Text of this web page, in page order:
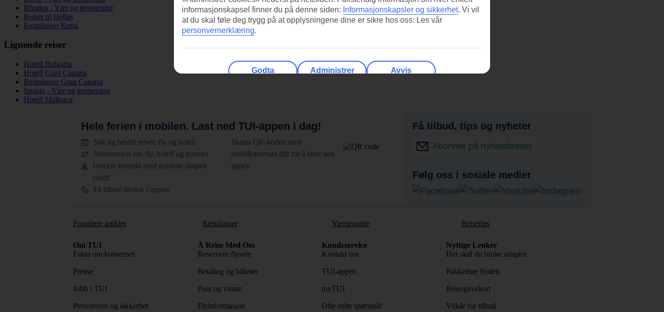
Rhodos - Vær og temperatur
Reiser til Hellas
Restplasser Kreta
Lignende reiser
Hotell Bulgaria
Hotell Gran Canaria
Restplasser Gran Canaria
Spania - Vær og temperatur
Hotell Mallorca
Hele ferien i mobilen. Last ned TUI-appen i dag!
Søk og bestill reiser, fly og hotell
Informasjon om fly, hotell og transfer
Direkte kontakt med guidene døgnet
rundt
Få tilbud direkte i appen
Skann QR-koden med
mobilkameraet ditt for å laste ned
appen.
Få tilbud, tips og nyheter
Abonner på nyhetsbrevet
Følg oss i sosiale medier
Populære artikler Restplasser Varmeguide Reisetips
Om TUI
Fakta om konsernet
Presse
Jobb i TUI
Personvern og sikkerhet
Å Reise Med Oss
Reservere flysete
Betaling og billetter
Pass og visum
Flyinformasjon
Kundeservice
Kontakt oss
TUI-appen
myTUI
Ofte stilte spørsmål
Nyttige Lenker
Her skal du bruke adapter
Pakkeliste Syden
Reisegavekort
Vilkår for tilbud
informasjonskapsel finner du på denne siden: Informasjonskapsler og sikkerhet. Vi vil
at du skal føle deg trygg på at opplysningene dine er sikre hos oss: Les vår
personvernerklæring.
Godta Administrer Avvis